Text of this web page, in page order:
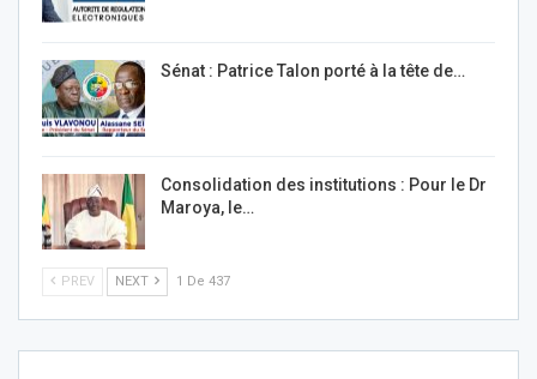
Sénat : Patrice Talon porté à la tête de…
Consolidation des institutions : Pour le Dr
Maroya, le…
PREV NEXT 1 De 437